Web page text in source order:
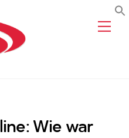
Wie war